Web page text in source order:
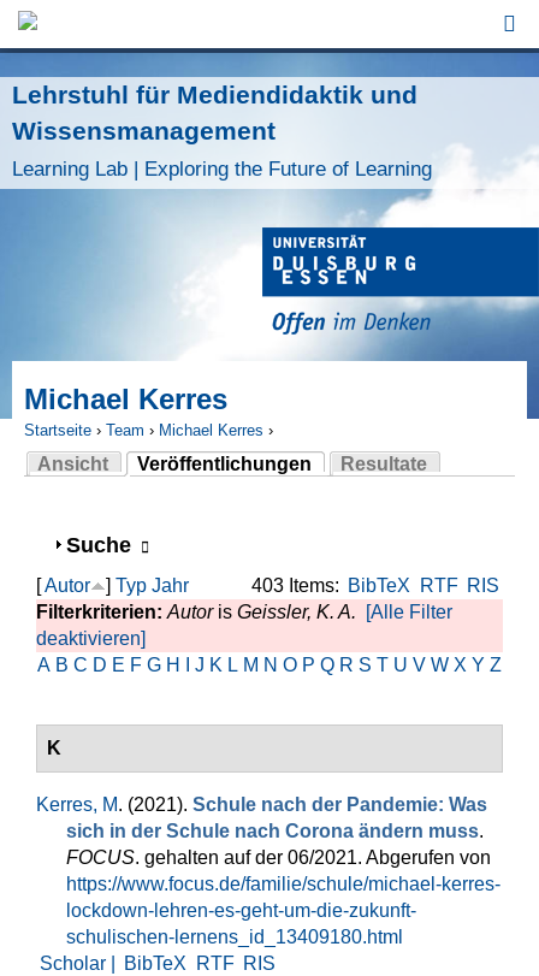
Lehrstuhl für Mediendidaktik und
Wissensmanagement
Learning Lab | Exploring the Future of Learning
Michael Kerres
Sie sind hier
Startseite › Team › Michael Kerres ›
Ansicht
Veröffentlichungen
(aktiver Reiter)
Resultate
Anzeigen
Suche
403 Items: BibTeX RTF RIS
[Autor ] Typ Jahr
Filterkriterien: Autoris Geissler, K. A.
[Alle Filter
deaktivieren]
A B C D E F G H J K L M N O P Q R S T U V W X Y Z
K
Kerres, M. (2021). Schule nach der Pandemie: Was
sich in der Schule nach Corona ändern muss.
FOCUS. gehalten auf der 06/2021. Abgerufen von
https://www.focus.de/familie/schule/michael-kerres-
lockdown-lehren-es-geht-um-die-zukunft-
schulischen-lernens_id_13409180.html
Scholar |
BibTeX RTF RIS